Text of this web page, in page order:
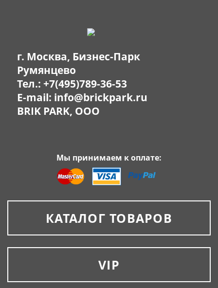
г. Москва, Бизнес-Парк
Румянцево
Тел.: +7(495)789-36-53
E-mail: info@brickpark.ru
BRIK PARK, OOO
Мы принимаем к оплате:
КАТАЛОГ ТОВАРОВ
VIP